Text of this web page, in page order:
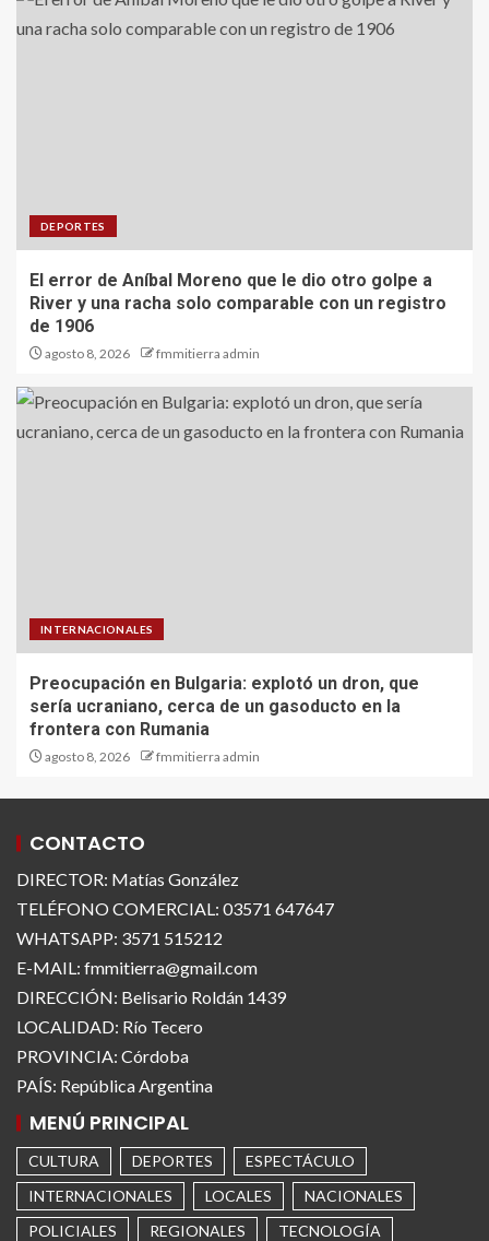
DEPORTES
El error de Aníbal Moreno que le dio otro golpe a
River y una racha solo comparable con un registro
de 1906
agosto 8, 2026 fmmitierra admin
INTERNACIONALES
Preocupación en Bulgaria: explotó un dron, que
sería ucraniano, cerca de un gasoducto en la
frontera con Rumania
agosto 8, 2026 fmmitierra admin
CONTACTO
DIRECTOR: Matías González
TELÉFONO COMERCIAL: 03571 647647
WHATSAPP: 3571 515212
E-MAIL: fmmitierra@gmail.com
DIRECCIÓN: Belisario Roldán 1439
LOCALIDAD: Río Tecero
PROVINCIA: Córdoba
PAÍS: República Argentina
MENÚ PRINCIPAL
CULTURA DEPORTES
ESPECTÁCULO
INTERNACIONALES
LOCALES
NACIONALES
POLICIALES
REGIONALES TECNOLOGÍA